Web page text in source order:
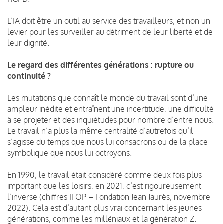
L’IA doit être un outil au service des travailleurs, et non un
levier pour les surveiller au détriment de leur liberté et de
leur dignité.
Le regard des différentes générations : rupture ou
continuité ?
Les mutations que connaît le monde du travail sont d’une
ampleur inédite et entraînent une incertitude, une difficulté
à se projeter et des inquiétudes pour nombre d’entre nous.
Le travail n’a plus la même centralité d’autrefois qu’il
s’agisse du temps que nous lui consacrons ou de la place
symbolique que nous lui octroyons.
En 1990, le travail était considéré comme deux fois plus
important que les loisirs, en 2021, c’est rigoureusement
l’inverse (chiffres IFOP – Fondation Jean Jaurès, novembre
2022). Cela est d’autant plus vrai concernant les jeunes
générations, comme les milléniaux et la génération Z.